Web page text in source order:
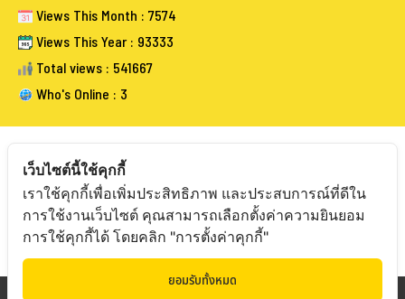
Views This Month : 7574
Views This Year : 93333
Total views : 541667
Who's Online : 3
FOLLOW BANGKOKAUCTIONEERS
เว็บไซต์นี้ใช้คุกกี้
เราใช้คุกกี้เพื่อเพิ่มประสิทธิภาพ และประสบการณ์ที่ดีใน
การใช้งานเว็บไซต์ คุณสามารถเลือกตั้งค่าความยินยอม
การใช้คุกกี้ได้ โดยคลิก "การตั้งค่าคุกกี้"
ยอมรับทั้งหมด